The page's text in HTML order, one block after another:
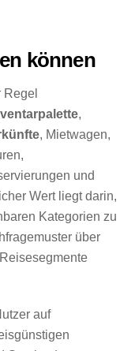
können
,
, Mietwagen,
und
Wert liegt darin,
Kategorien zu
über
auf